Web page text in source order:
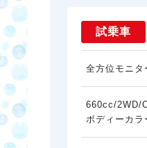
試乗車
全方位モニタ
660cc/2WD/
ボディーカラ